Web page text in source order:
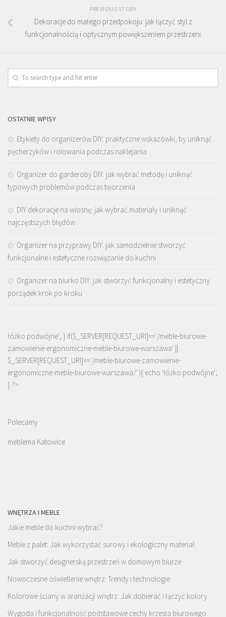
PREVIOUS STORY
Dekoracje do małego przedpokoju: jak łączyć styl z
funkcjonalnością i optycznym powiększeniem przestrzeni
OSTATNIE WPISY
Etykiety do organizerów DIY: praktyczne wskazówki, by uniknąć
pęcherzyków i rolowania podczas naklejania
Organizer do garderoby DIY: jak wybrać metodę i uniknąć
typowych problemów podczas tworzenia
DIY dekoracje na wiosnę: jak wybrać materiały i uniknąć
najczęstszych błędów
Organizer na przyprawy DIY: jak samodzielnie stworzyć
funkcjonalne i estetyczne rozwiązanie do kuchni
Organizer na biurko DIY: jak stworzyć funkcjonalny i estetyczny
porządek krok po kroku
łóżko podwójne'; } if($_SERVER[REQUEST_URI]=='/meble-biurowe-
zamowienie-ergonomiczne-meble-biurowe-warszawa' ||
$_SERVER[REQUEST_URI]=='/meble-biurowe-zamowienie-
ergonomiczne-meble-biurowe-warszawa/' ){ echo 'łóżko podwójne';
} ?>
Polecamy:
meblema Katowice
WNĘTRZA I MEBLE
Jakie meble do kuchni wybrać?
Meble z palet: Jak wykorzystać surowy i ekologiczny materiał
Jak stworzyć designerską przestrzeń w domowym biurze
Nowoczesne oświetlenie wnętrz: Trendy i technologie
Kolorowe ściany w aranżacji wnętrz: Jak dobierać i łączyć kolory
Wygoda i funkcjonalność podstawowe cechy krzesła biurowego